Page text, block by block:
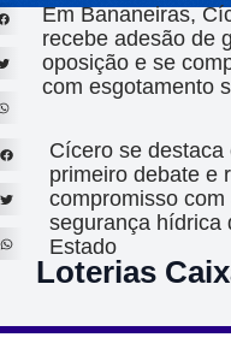
Em Bananeiras,
recebe adesão de
oposição e se
com esgotamento
Cícero se destaca
primeiro debate e
compromisso com
segurança hídrica
Estado
Loterias